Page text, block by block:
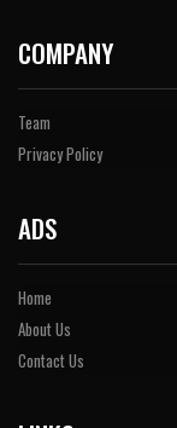
COMPANY
Team
Privacy Policy
ADS
Home
About Us
Contact Us